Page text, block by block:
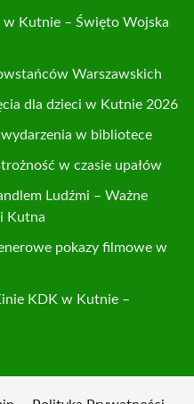
Kutnie – Święto Wojska
Warszawskich
dla dzieci w Kutnie 2026
w bibliotece
w czasie upałów
Ludźmi – Ważne
Kutna
pokazy filmowe w
KDK w Kutnie –